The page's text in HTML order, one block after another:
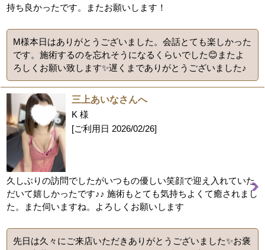
持ち良かったです。またお願いします！
M様本日はありがとうございました。会話とても楽しかった
です。施術するのを忘れそうになるくらいでした😊またよ
ろしくお願い致します✨遅くまでありがとうございました♪
三上あいなさんへ
K 様
[ご利用日 2026/02/26]
久しぶりの訪問でしたがいつもの優しい笑顔で迎え入れていた
だいて嬉しかったです♪♪ 施術もとても気持ちよくて癒されまし
た。また伺いますね。よろしくお願いします
先日は久々にご来店いただきありがとうございました✨お褒